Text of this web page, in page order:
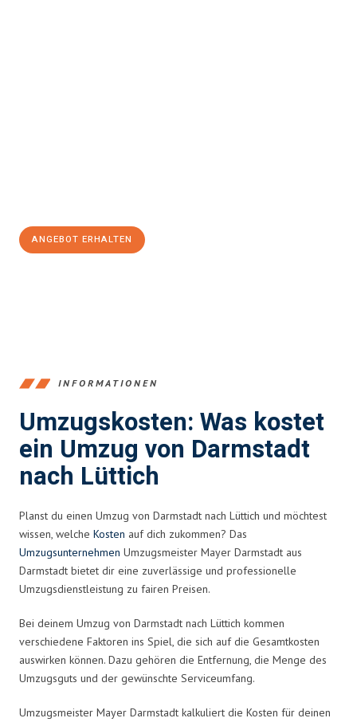
ANGEBOT ERHALTEN
INFORMATIONEN
Umzugskosten: Was kostet
ein Umzug von Darmstadt
nach Lüttich
Planst du einen Umzug von Darmstadt nach Lüttich und möchtest
wissen, welche Kosten auf dich zukommen? Das
Umzugsunternehmen Umzugsmeister Mayer Darmstadt aus
Darmstadt bietet dir eine zuverlässige und professionelle
Umzugsdienstleistung zu fairen Preisen.
Bei deinem Umzug von Darmstadt nach Lüttich kommen
verschiedene Faktoren ins Spiel, die sich auf die Gesamtkosten
auswirken können. Dazu gehören die Entfernung, die Menge des
Umzugsguts und der gewünschte Serviceumfang.
Umzugsmeister Mayer Darmstadt kalkuliert die Kosten für deinen